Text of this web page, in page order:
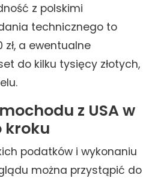
z polskimi
technicznego to
zł, a ewentualne
do kilku tysięcy złotych,
z USA w
kroku
podatków i wykonaniu
można przystąpić do